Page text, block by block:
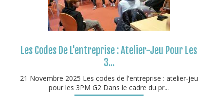
Les Codes De L'entreprise : Atelier-Jeu Pour Les
3...
21 Novembre 2025 Les codes de l'entreprise : atelier-jeu
pour les 3PM G2 Dans le cadre du pr...